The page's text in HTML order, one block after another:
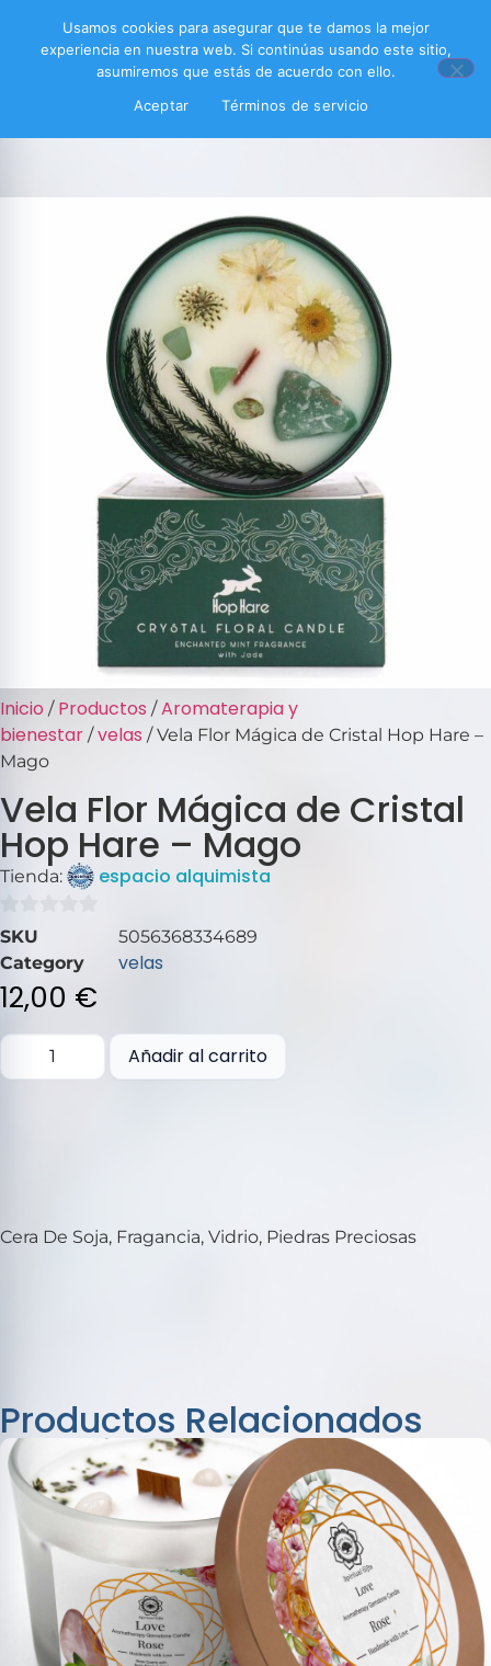
Inicio / Productos /Aromaterapia y
bienestar /velas / Vela Flor Mágica de Cristal Hop Hare –
Mago
Vela Flor Mágica de Cristal
Hop Hare – Mago
Tienda: espacio alquimista
0
de
5
SKU
5056368334689
Category
velas
12,00 €
Añadir al carrito
Cera De Soja, Fragancia, Vidrio, Piedras Preciosas
Productos Relacionados
Usamos cookies para asegurar que te damos la mejor
experiencia en nuestra web. Si continúas usando este sitio,
asumiremos que estás de acuerdo con ello.
Aceptar
Términos de servicio